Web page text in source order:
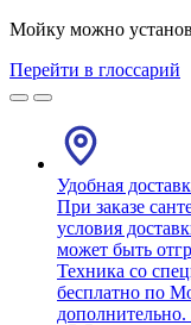
Мойку можно
Перейти в глоссарий
Удобная
При заказе
условия
может быть
Техника со
бесплатно по